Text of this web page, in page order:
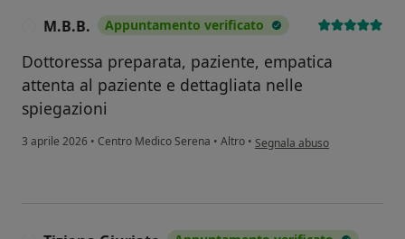
M.B.B. Appuntamento verificato
Dottoressa preparata, paziente, empatica
attenta al paziente e dettagliata nelle
spiegazioni
3 aprile 2026 • Centro Medico Serena • Altro • secondo l'opinione dell'utente
Segnala abuso